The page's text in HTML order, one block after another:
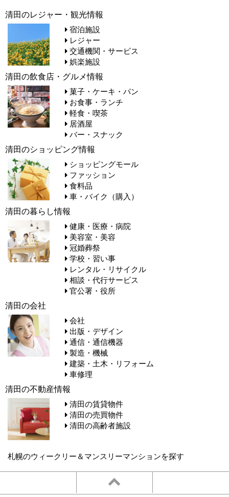
清田のレジャー・観光情報
宿泊施設
レジャー
交通機関・サービス
娯楽施設
清田の飲食店・グルメ情報
菓子・ケーキ・パン
お食事・ランチ
軽食・喫茶
居酒屋
バー・スナック
清田のショッピング情報
ショッピングモール
ファッション
食料品
車・バイク（購入）
清田の暮らし情報
健康・医療・病院
美容室・美容
冠婚葬祭
学校・習い事
レンタル・リサイクル
相談・代行サービス
官公署・役所
清田の会社
会社
出版・デザイン
通信・通信機器
製造・機械
建築・土木・リフォーム
車修理
清田の不動産情報
清田の賃貸物件
清田の売買物件
清田の高齢者施設
札幌のウィークリー＆マンスリーマンションを探す